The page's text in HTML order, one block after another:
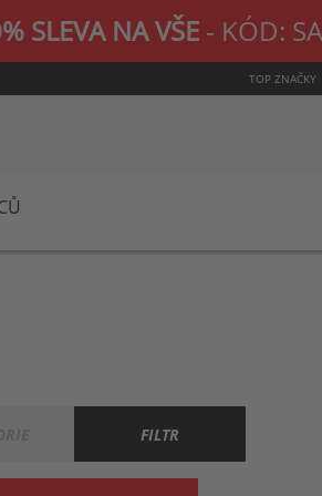
SLEVA NA VŠE - KÓD:
TOP ZNAČKY
FILTR